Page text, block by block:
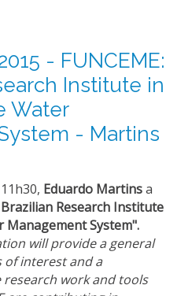
- FUNCEME:
Institute in
Water
- Martins
Eduardo Martinsa
Brazilian Research Institute
Management System".
will provide a general
of interest and a
work and tools